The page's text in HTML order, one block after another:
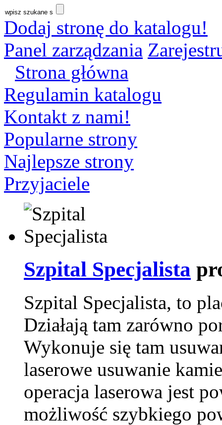
Dodaj stronę do katalogu!
Panel zarządzania
Strona główna
Regulamin katalogu
Kontakt z nami!
Popularne strony
Najlepsze strony
Przyjaciele
Szpital Specjalista
Szpital Specjalista, to
Działają tam zarówno
Wykonuje się tam
laserowe usuwanie
operacja laserowa jest
możliwość szybkiego